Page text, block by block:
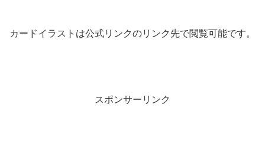
カードイラストは公式リンクのリンク先で閲覧可能です。
スポンサーリンク